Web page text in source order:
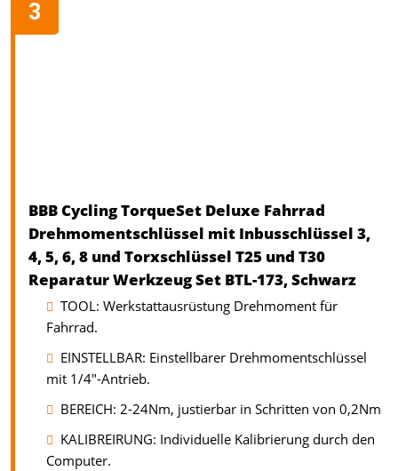
BBB Cycling TorqueSet Deluxe Fahrrad
Drehmomentschlüssel mit Inbusschlüssel 3,
4, 5, 6, 8 und Torxschlüssel T25 und T30
Reparatur Werkzeug Set BTL-173, Schwarz
TOOL: Werkstattausrüstung Drehmoment für
Fahrrad.
EINSTELLBAR: Einstellbarer Drehmomentschlüssel
mit 1/4"-Antrieb.
BEREICH: 2-24Nm, justierbar in Schritten von 0,2Nm
KALIBREIRUNG: Individuelle Kalibrierung durch den
Computer.